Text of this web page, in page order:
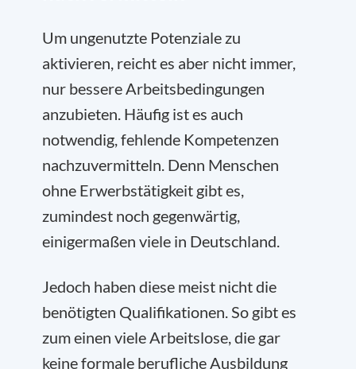
Um ungenutzte Potenziale zu
aktivieren, reicht es aber nicht immer,
nur bessere Arbeitsbedingungen
anzubieten. Häufig ist es auch
notwendig, fehlende Kompetenzen
nachzuvermitteln. Denn Menschen
ohne Erwerbstätigkeit gibt es,
zumindest noch gegenwärtig,
einigermaßen viele in Deutschland.
Jedoch haben diese meist nicht die
benötigten Qualifikationen. So gibt es
zum einen viele Arbeitslose, die gar
keine formale berufliche Ausbildung